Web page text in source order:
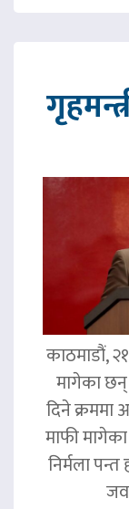
काठमाडौं,
मागेका छन्
दिने क्रममा
माफी
निर्मला